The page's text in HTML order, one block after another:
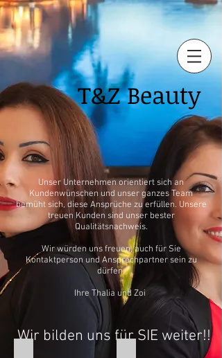
T&ZBeauty
Unser Unternehmen orientiert sich an
Kundenwünschen und unser ganzes Team
bemüht sich, diese Ansprüche zu erfüllen. Unsere
treuen Kunden sind unser bester
Qualitätsnachweis.
Wir würden uns freuen, auch für Sie
Kontaktperson und Ansprechpartner sein zu
dürfen.
Ihre Thalia und Zoi
Wir bilden uns für SIE weiter!!